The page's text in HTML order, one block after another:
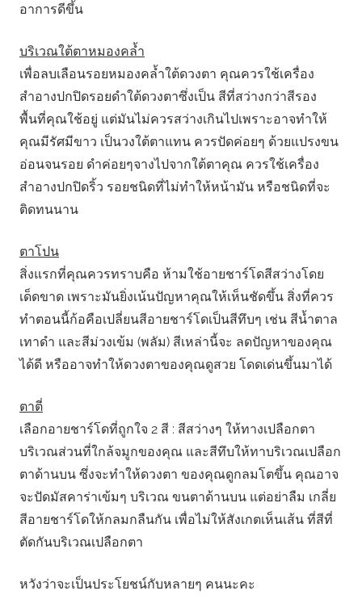
อาการดีขึ้น
บริเวณใต้ตาหมองคล้ำ
เพื่อลบเลือนรอยหมองคล้ำใต้ดวงตา คุณควรใช้เครื่อง
สำอางปกปิดรอยดำใต้ดวงตาซึ่งเป็น สีที่สว่างกว่าสีรอง
พื้นที่คุณใช้อยู่ แต่มันไม่ควรสว่างเกินไปเพราะอาจทำให้
คุณมีรัศมีขาว เป็นวงใต้ตาแทน ควรปัดค่อยๆ ด้วยแปรงขน
อ่อนจนรอย ดำค่อยๆจางไปจากใต้ตาคุณ ควรใช้เครื่อง
สำอางปกปิดริ้ว รอยชนิดที่ไม่ทำให้หน้ามัน หรือชนิดที่จะ
ติดทนนาน
ตาโปน
สิ่งแรกที่คุณควรทราบคือ ห้ามใช้อายชาร์โดสีสว่างโดย
เด็ดขาด เพราะมันยิ่งเน้นปัญหาคุณให้เห็นชัดขึ้น สิ่งที่ควร
ทำตอนนี้ก้อคือเปลี่ยนสีอายชาร์โดเป็นสีทึบๆ เช่น สีน้ำตาล
เทาดำ และสีม่วงเข้ม (พลัม) สีเหล่านี้จะ ลดปัญหาของคุณ
ได้ดี หรืออาจทำให้ดวงตาของคุณดูสวย โดดเด่นขึ้นมาได้
ตาตี่
เลือกอายชาร์โดที่ถูกใจ 2 สี : สีสว่างๆ ให้ทางเปลือกตา
บริเวณส่วนที่ใกล้จมูกของคุณ และสีทึบให้ทาบริเวณเปลือก
ตาด้านบน ซึ่งจะทำให้ดวงตา ของคุณดูกลมโตขึ้น คุณอาจ
จะปัดมัสคาร่าเข้มๆ บริเวณ ขนตาด้านบน แต่อย่าลืม เกลี่ย
สีอายชาร์โดให้กลมกลืนกัน เพื่อไม่ให้สังเกตเห็นเส้น ที่สีที่
ตัดกันบริเวณเปลือกตา
หวังว่าจะเป็นประโยชน์กับหลายๆ คนนะคะ